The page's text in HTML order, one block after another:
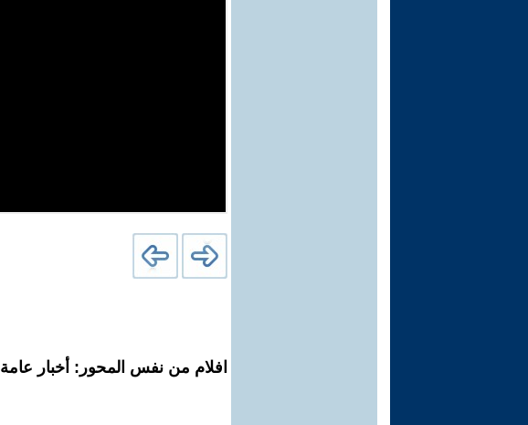
افلام من نفس المحور: أخبار عامة